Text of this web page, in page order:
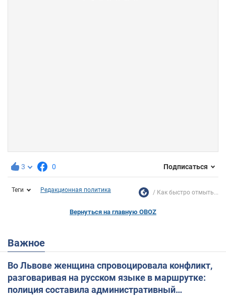
3 0 Подписаться
Теги Редакционная политика Как быстро отмыть...
Вернуться на главную OBOZ
Важное
Во Львове женщина спровоцировала конфликт,
разговаривая на русском языке в маршрутке:
полиция составила административный